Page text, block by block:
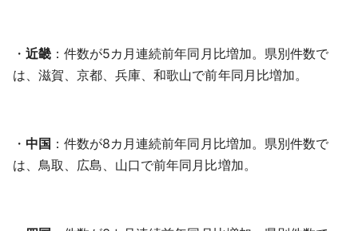
・近畿 ：件数が5カ月連続前年同月比増加。県別件数で
は、滋賀、京都、兵庫、和歌山で前年同月比増加。
・中国 ：件数が8カ月連続前年同月比増加。県別件数で
は、鳥取、広島、山口で前年同月比増加。